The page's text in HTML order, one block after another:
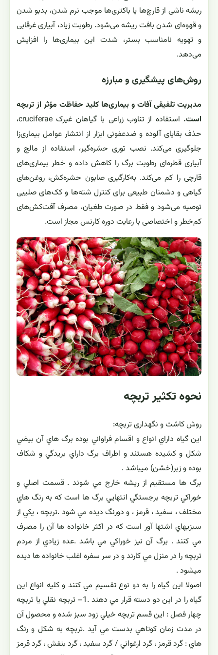
ریشه ناشی از قارچ‌ها یا باکتری‌ها موجب نرم شدن، بدبو شدن
و قهوه‌ای شدن بافت ریشه می‌شود. رطوبت زیاد، آبیاری غرقابی
و تهویه نامناسب بستر، شدت این بیماری‌ها را افزایش
می‌دهد.
روش‌های پیشگیری و مبارزه
مدیریت تلفیقی آفات و بیماری‌ها کلید حفاظت مؤثر از تربچه
است.
استفاده از تناوب زراعی با گیاهان غیرک cruciferae،
حذف بقایای آلوده و ضدعفونی ابزار از انتشار عوامل بیماری‌زا
جلوگیری می‌کند. نصب توری حشره‌گیر، استفاده از مالچ و
آبیاری قطره‌ای رطوبت برگ را کاهش داده و خطر بیماری‌های
قارچی را کم می‌کند. به‌کارگیری صابون حشره‌کش، روغن‌های
گیاهی و دشمنان طبیعی برای کنترل شته‌ها و کک‌های صلیبی
توصیه می‌شود و فقط در صورت طغیان، مصرف آفت‌کش‌های
کم‌خطر و اختصاصی با رعایت دوره کارنس مجاز است.
نحوه تکثیر تربچه
روش کاشت و نگهداری تربچه:
اين گياه داراي انواع و اقسام فراواني بوده برگ هاي آن بيضي
شكل و كشيده هستند و اطراف برگ داراي بريدگي و شكاف
بوده و زبر(خشن) ميباشد .
برگ ها مستقيم از ريشه خارج مي شوند . قسمت اصلي و
خوراكي تربچه برجستگي انتهايي برگ ها است كه به رنگ هاي
مختلف ، سفيد ، قرمز ، و دورنگ ديده مي شود .تربچه ، يكي از
سبزيهاي اشتها آور است كه در اكثر خانواده ها آن را مصرف
مي كنند . برگ آن نيز خوراكي مي باشد .عده زيادي از مردم
تربچه را در منزل مي كارند و در سر سفره اغلب خانواده ها ديده
ميشود .
اصولا اين گياه را به دو نوع تقسيم مي كنند و كليه انواع اين
گياه را در اين دو دسته قرار مي دهند .1– تربچه نقلي يا تربچه
چهار فصل : اين قسم تربچه خيلي زود سبز شده و محصول آن
در مدت زمان كوتاهي بدست مي آيد .تربچه به شكل و رنگ
هاي : گرد قرمز ، گرد ارغواني / گرد سفيد ، گرد بنفش ، گرد قرمز